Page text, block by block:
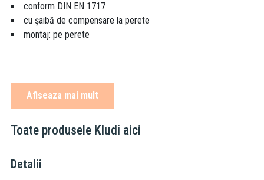
conform DIN EN 1717
cu şaibă de compensare la perete
montaj: pe perete
Cot racord Kludi Nova Fonte Puristic, negru mat, este o piesă
esențială pentru sistemele de duș încastrate din seria Nova Fonte
Puristic. Cot racordul este realizat din alama sanitară. Este
necesar pentru conectarea furtunului de duș la bateria de duș.
Design minimalist și elegant
Afiseaza mai mult
Toate produsele Kludi aici
Detalii